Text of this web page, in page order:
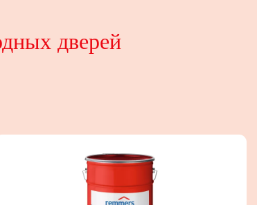
дверей